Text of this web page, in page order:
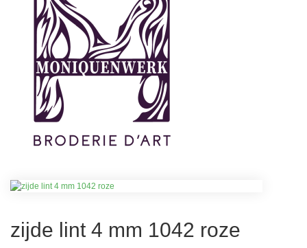
zijde lint 4 mm 1042 roze